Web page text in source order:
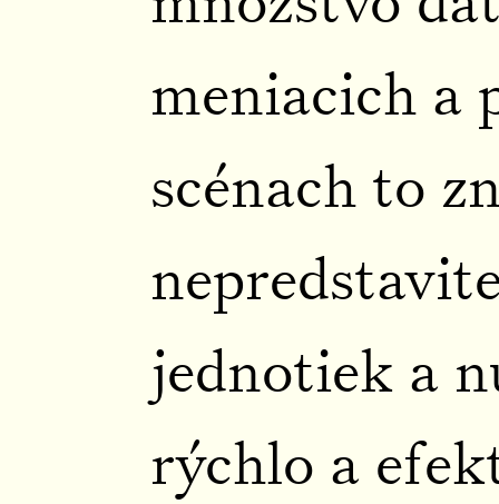
meniacich a
scénach to
jednotiek a
rýchlo a